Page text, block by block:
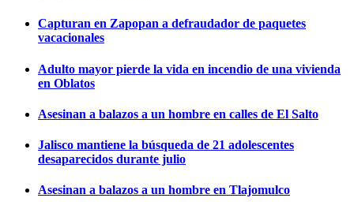
Capturan en Zapopan a defraudador de paquetes
vacacionales
Adulto mayor pierde la vida en incendio de una vivienda
en Oblatos
Asesinan a balazos a un hombre en calles de El Salto
Jalisco mantiene la búsqueda de 21 adolescentes
desaparecidos durante julio
Asesinan a balazos a un hombre en Tlajomulco